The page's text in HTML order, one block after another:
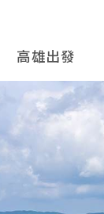
高雄出發